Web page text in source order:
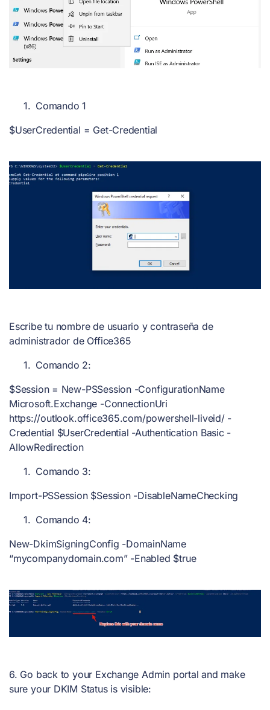
Comando 1
$UserCredential = Get-Credential
Escribe tu nombre de usuario y contraseña de
administrador de Office365
Comando 2:
$Session = New-PSSession -ConfigurationName
Microsoft.Exchange -ConnectionUri
https://outlook.office365.com/powershell-liveid/ -
Credential $UserCredential -Authentication Basic -
AllowRedirection
Comando 3:
Import-PSSession $Session -DisableNameChecking
Comando 4:
New-DkimSigningConfig -DomainName
“mycompanydomain.com” -Enabled $true
6. Go back to your Exchange Admin portal and make
sure your DKIM Status is visible: